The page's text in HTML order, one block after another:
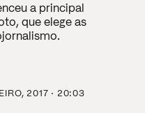
a principal
que elege as
2017 · 20:03